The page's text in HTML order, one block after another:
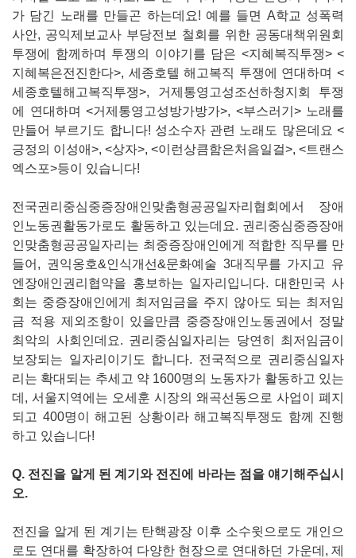
가 담긴 노래를 만들곤 하는데요! 예를 들면 A학교 성폭력
사안, 공익제보교사 부당전보 철회를 위한 공동대책위원회
투쟁에 함께하며 투쟁의 이야기를 담은 <지혜복직투쟁> <
지혜복은전진한다>, 세종호텔 해고복직 투쟁에 연대하며 <
세종호텔해고복직투쟁>, 거제통영고성조선하청지회 투쟁
에 연대하며 <거제통영고성방가방가>, <부스러기> 노래를
만들어 부르기도 합니다! 성소수자 관련 노래도 많은데요 <
긍정의 이성애>, <상자>, <이런상큼함은처음일걸>, <트랜스
엑스포>등이 있습니다!
전국권리중심중증장애인맞춤형공공일자리협회에서 장애
인노동권활동가로도 활동하고 있는데요. 권리중심중증장애
인맞춤형공공일자리는 최중증장애인에게 적합한 직무를 만
들어, 권익옹호&인식개선&문화예술 3대직무를 가지고 유
엔장애인권리협약을 홍보하는 일자리입니다. 대한민국 사
회는 중증장애인에게 최저임금을 주지 않아도 되는 최저임
금 적용 제외조항이 있을만큼 중증장애인노동권에서 정말
최악의 사회인데요. 권리중심일자리는 당연히 최저임금이
보장되는 일자리이기도 합니다. 전국적으로 권리중심일자
리는 확대되는 추세고 약 1600명의 노동자가 활동하고 있는
데, 서울지역에는 오세훈 시장의 왜곡선동으로 사업이 폐지
되고 400명이 해고된 상황이라 해고복직투쟁도 함께 진행
하고 있습니다!
Q. 전진을 알게 된 계기와 전진에 바라는 점을 얘기해주십시
오.
전진을 알게 된 계기는 탄핵광장 이후 소수윗으로도 개인으
로도 연대를 확장하여 다양한 현장으로 연대하던 가운데, 제